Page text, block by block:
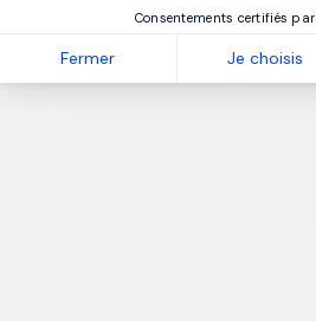
Consentements certifiés par
Fermer Je choisis